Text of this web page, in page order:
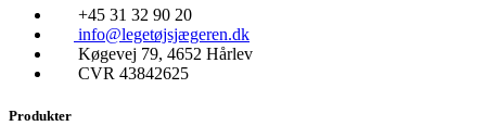
+45 31 32 90 20
info@legetøjsjægeren.dk
Køgevej 79, 4652 Hårlev
CVR 43842625
Produkter